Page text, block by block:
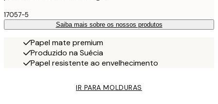
17057-5
Saiba mais sobre os nossos produtos
Papel mate premium
Produzido na Suécia
Papel resistente ao envelhecimento
IR PARA MOLDURAS